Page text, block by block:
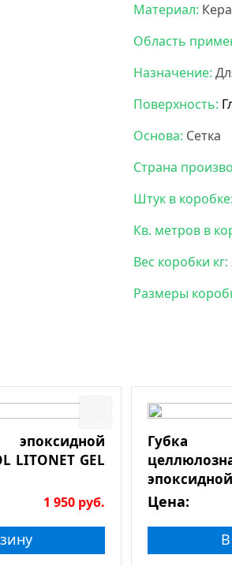
Материал:
Область
Назначение:
Поверхность:
Основа: Сетка
Страна
Штук в коробке:
Кв. метров в
Вес коробки кг:
Размеры
LITONET GEL
1 950 руб.
Губка
Цена: